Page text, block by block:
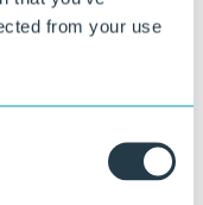
from your use
vormen, kleuren